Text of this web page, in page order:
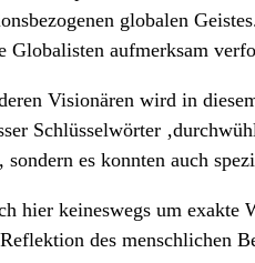
globalen
Globalisten aufmerksam
Visionären wird in
Schlüsselwörter
sondern es konnten auch
hier keineswegs um exakte
des menschlichen